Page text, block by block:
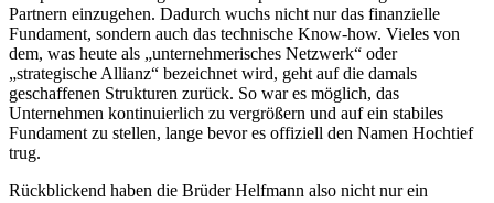
Partnern einzugehen. Dadurch wuchs nicht nur das finanzielle
Fundament, sondern auch das technische Know-how. Vieles von
dem, was heute als „unternehmerisches Netzwerk“ oder
„strategische Allianz“ bezeichnet wird, geht auf die damals
geschaffenen Strukturen zurück. So war es möglich, das
Unternehmen kontinuierlich zu vergrößern und auf ein stabiles
Fundament zu stellen, lange bevor es offiziell den Namen Hochtief
trug.
Rückblickend haben die Brüder Helfmann also nicht nur ein